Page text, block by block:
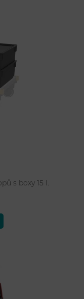
s boxy 15 l.